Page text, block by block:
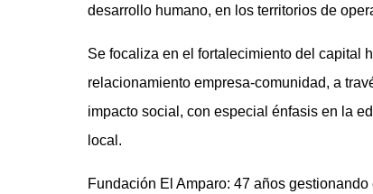
desarrollo humano, en los territorios de
Se focaliza en el fortalecimiento del capital
relacionamiento empresa-comunidad, a
impacto social, con especial énfasis en la
local.
Fundación El Amparo: 47 años